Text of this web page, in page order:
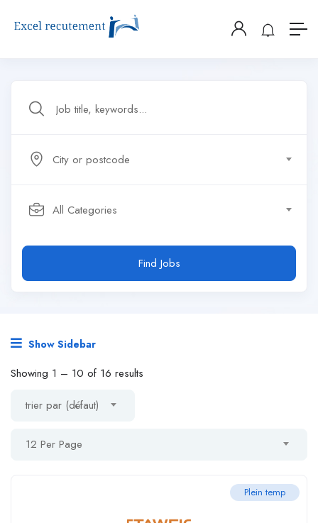
City or postcode
All Categories
Find Jobs
Show Sidebar
Showing 1 – 10 of 16 results
trier par (défaut)
12 Per Page
Plein temp